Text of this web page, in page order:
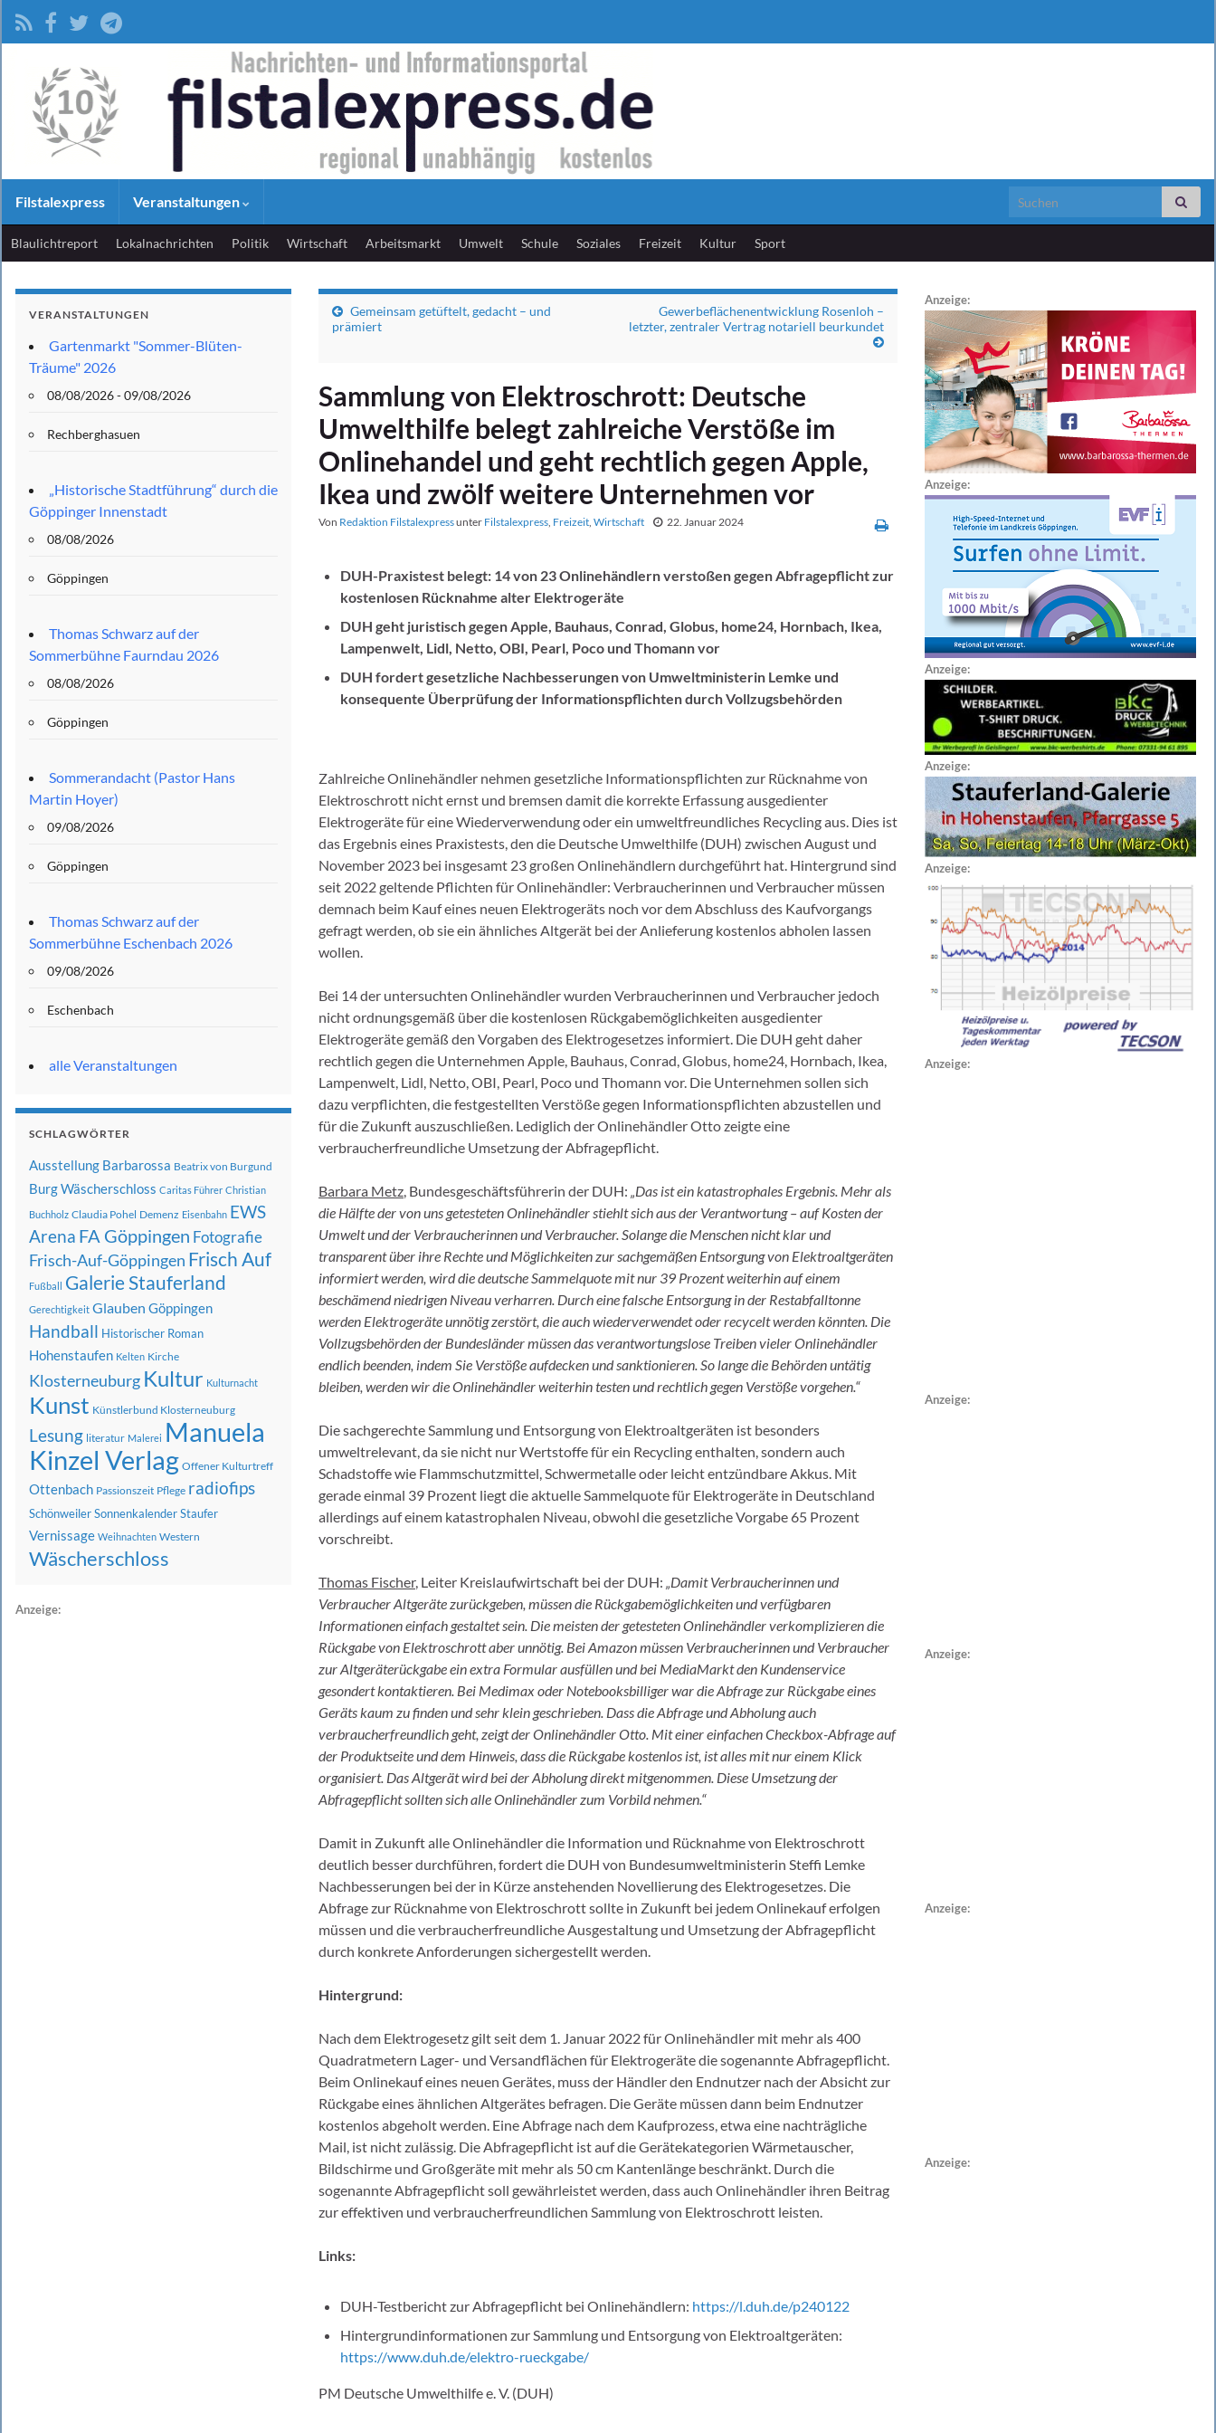
Filstalexpress Veranstaltungen Search for:
Blaulichtreport Lokalnachrichten Politik Wirtschaft Arbeitsmarkt Umwelt Schule Soziales Freizeit Kultur Sport
Gemeinsam getüftelt, gedacht – und
prämiert
Gewerbeflächenentwicklung Rosenloh –
letzter, zentraler Vertrag notariell beurkundet
Sammlung von Elektroschrott: Deutsche
Umwelthilfe belegt zahlreiche Verstöße im
Onlinehandel und geht rechtlich gegen Apple,
Ikea und zwölf weitere Unternehmen vor
Von Redaktion Filstalexpressunter Filstalexpress, Freizeit, Wirtschaft 22. Januar 2024
DUH-Praxistest belegt: 14 von 23 Onlinehändlern verstoßen gegen Abfragepflicht zur
kostenlosen Rücknahme alter Elektrogeräte
DUH geht juristisch gegen Apple, Bauhaus, Conrad, Globus, home24, Hornbach, Ikea,
Lampenwelt, Lidl, Netto, OBI, Pearl, Poco und Thomann vor
DUH fordert gesetzliche Nachbesserungen von Umweltministerin Lemke und
konsequente Überprüfung der Informationspflichten durch Vollzugsbehörden
Zahlreiche Onlinehändler nehmen gesetzliche Informationspflichten zur Rücknahme von
Elektroschrott nicht ernst und bremsen damit die korrekte Erfassung ausgedienter
Elektrogeräte für eine Wiederverwendung oder ein umweltfreundliches Recycling aus. Dies ist
das Ergebnis eines Praxistests, den die Deutsche Umwelthilfe (DUH) zwischen August und
November 2023 bei insgesamt 23 großen Onlinehändlern durchgeführt hat. Hintergrund sind
seit 2022 geltende Pflichten für Onlinehändler: Verbraucherinnen und Verbraucher müssen
demnach beim Kauf eines neuen Elektrogeräts noch vor dem Abschluss des Kaufvorgangs
gefragt werden, ob sie ein ähnliches Altgerät bei der Anlieferung kostenlos abholen lassen
wollen.
Bei 14 der untersuchten Onlinehändler wurden Verbraucherinnen und Verbraucher jedoch
nicht ordnungsgemäß über die kostenlosen Rückgabemöglichkeiten ausgedienter
Elektrogeräte gemäß den Vorgaben des Elektrogesetzes informiert. Die DUH geht daher
rechtlich gegen die Unternehmen Apple, Bauhaus, Conrad, Globus, home24, Hornbach, Ikea,
Lampenwelt, Lidl, Netto, OBI, Pearl, Poco und Thomann vor. Die Unternehmen sollen sich
dazu verpflichten, die festgestellten Verstöße gegen Informationspflichten abzustellen und
für die Zukunft auszuschließen. Lediglich der Onlinehändler Otto zeigte eine
verbraucherfreundliche Umsetzung der Abfragepflicht.
Barbara Metz, Bundesgeschäftsführerin der DUH: „Das ist ein katastrophales Ergebnis. Mehr als
die Hälfte der von uns getesteten Onlinehändler stiehlt sich aus der Verantwortung – auf Kosten der
Umwelt und der Verbraucherinnen und Verbraucher. Solange die Menschen nicht klar und
transparent über ihre Rechte und Möglichkeiten zur sachgemäßen Entsorgung von Elektroaltgeräten
informiert werden, wird die deutsche Sammelquote mit nur 39 Prozent weiterhin auf einem
beschämend niedrigen Niveau verharren. Durch eine falsche Entsorgung in der Restabfalltonne
werden Elektrogeräte unnötig zerstört, die auch wiederverwendet oder recycelt werden könnten. Die
Vollzugsbehörden der Bundesländer müssen das verantwortungslose Treiben vieler Onlinehändler
endlich beenden, indem Sie Verstöße aufdecken und sanktionieren. So lange die Behörden untätig
bleiben, werden wir die Onlinehändler weiterhin testen und rechtlich gegen Verstöße vorgehen.“
Die sachgerechte Sammlung und Entsorgung von Elektroaltgeräten ist besonders
umweltrelevant, da sie nicht nur Wertstoffe für ein Recycling enthalten, sondern auch
Schadstoffe wie Flammschutzmittel, Schwermetalle oder leicht entzündbare Akkus. Mit
gerade einmal 39 Prozent liegt die aktuelle Sammelquote für Elektrogeräte in Deutschland
allerdings auf einem katastrophalen Niveau, obwohl die gesetzliche Vorgabe 65 Prozent
vorschreibt.
Thomas Fischer, Leiter Kreislaufwirtschaft bei der DUH: „Damit Verbraucherinnen und
Verbraucher Altgeräte zurückgeben, müssen die Rückgabemöglichkeiten und verfügbaren
Informationen einfach gestaltet sein. Die meisten der getesteten Onlinehändler verkomplizieren die
Rückgabe von Elektroschrott aber unnötig. Bei Amazon müssen Verbraucherinnen und Verbraucher
zur Altgeräterückgabe ein extra Formular ausfüllen und bei MediaMarkt den Kundenservice
gesondert kontaktieren. Bei Medimax oder Notebooksbilliger war die Abfrage zur Rückgabe eines
Geräts kaum zu finden und sehr klein geschrieben. Dass die Abfrage und Abholung auch
verbraucherfreundlich geht, zeigt der Onlinehändler Otto. Mit einer einfachen Checkbox-Abfrage auf
der Produktseite und dem Hinweis, dass die Rückgabe kostenlos ist, ist alles mit nur einem Klick
organisiert. Das Altgerät wird bei der Abholung direkt mitgenommen. Diese Umsetzung der
Abfragepflicht sollten sich alle Onlinehändler zum Vorbild nehmen.“
Damit in Zukunft alle Onlinehändler die Information und Rücknahme von Elektroschrott
deutlich besser durchführen, fordert die DUH von Bundesumweltministerin Steffi Lemke
Nachbesserungen bei der in Kürze anstehenden Novellierung des Elektrogesetzes. Die
Abfrage zur Rücknahme von Elektroschrott sollte in Zukunft bei jedem Onlinekauf erfolgen
müssen und die verbraucherfreundliche Ausgestaltung und Umsetzung der Abfragepflicht
durch konkrete Anforderungen sichergestellt werden.
Hintergrund:
Nach dem Elektrogesetz gilt seit dem 1. Januar 2022 für Onlinehändler mit mehr als 400
Quadratmetern Lager- und Versandflächen für Elektrogeräte die sogenannte Abfragepflicht.
Beim Onlinekauf eines neuen Gerätes, muss der Händler den Endnutzer nach der Absicht zur
Rückgabe eines ähnlichen Altgerätes befragen. Die Geräte müssen dann beim Endnutzer
kostenlos abgeholt werden. Eine Abfrage nach dem Kaufprozess, etwa eine nachträgliche
Mail, ist nicht zulässig. Die Abfragepflicht ist auf die Gerätekategorien Wärmetauscher,
Bildschirme und Großgeräte mit mehr als 50 cm Kantenlänge beschränkt. Durch die
sogenannte Abfragepflicht soll gewährleistet werden, dass auch Onlinehändler ihren Beitrag
zur effektiven und verbraucherfreundlichen Sammlung von Elektroschrott leisten.
Links:
DUH-Testbericht zur Abfragepflicht bei Onlinehändlern: https://l.duh.de/p240122
Hintergrundinformationen zur Sammlung und Entsorgung von Elektroaltgeräten:
https://www.duh.de/elektro-rueckgabe/
PM Deutsche Umwelthilfe e. V. (DUH)
VERANSTALTUNGEN
Gartenmarkt "Sommer-Blüten-
Träume" 2026
08/08/2026 - 09/08/2026
Rechberghasuen
„Historische Stadtführung“ durch die
Göppinger Innenstadt
08/08/2026
Göppingen
Thomas Schwarz auf der
Sommerbühne Faurndau 2026
08/08/2026
Göppingen
Sommerandacht (Pastor Hans
Martin Hoyer)
09/08/2026
Göppingen
Thomas Schwarz auf der
Sommerbühne Eschenbach 2026
09/08/2026
Eschenbach
alle Veranstaltungen
SCHLAGWÖRTER
Ausstellung Barbarossa Beatrix von Burgund
Burg Wäscherschloss Caritas Führer Christian
Buchholz Claudia Pohel Demenz Eisenbahn EWS
Arena FA Göppingen Fotografie
Frisch-Auf-Göppingen Frisch Auf
Fußball Galerie Stauferland
Gerechtigkeit Glauben Göppingen
Handball Historischer Roman
Hohenstaufen Kelten Kirche
Klosterneuburg Kultur Kulturnacht
Kunst Künstlerbund Klosterneuburg
Lesung literatur Malerei Manuela
Kinzel Verlag Offener Kulturtreff
Ottenbach Passionszeit Pflege radiofips
SchönweilerSonnenkalenderStaufer
Vernissage Weihnachten Western
Wäscherschloss
Anzeige:
Anzeige:
Anzeige:
Anzeige:
Anzeige:
Anzeige:
Anzeige:
Anzeige:
Anzeige:
Anzeige:
Anzeige: